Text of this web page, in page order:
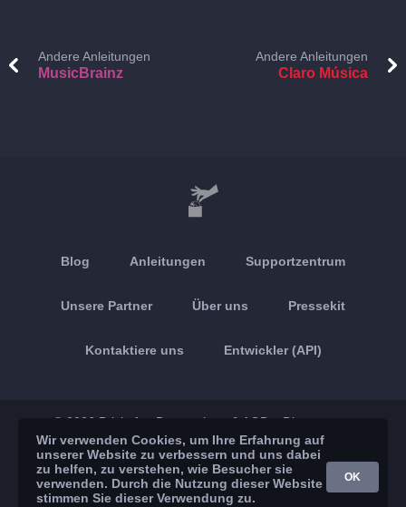
Andere Anleitungen
MusicBrainz
Andere Anleitungen
Claro Música
Blog Anleitungen Supportzentrum
Unsere Partner Über uns Pressekit
Kontaktiere uns Entwickler (API)
© 2026 Brickoft Datenschutz & AGB Dienststatus
App Store Google Play
Wir verwenden Cookies, um Ihre Erfahrung auf
unserer Website zu verbessern und uns dabei
zu helfen, zu verstehen, wie Besucher sie
verwenden. Durch die Nutzung dieser Website
stimmen Sie dieser Verwendung zu.
OK